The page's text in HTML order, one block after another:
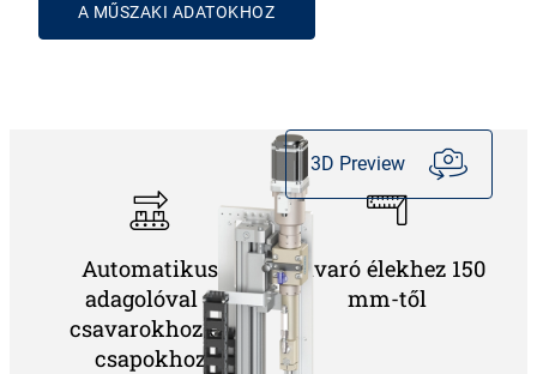
A MŰSZAKI ADATOKHOZ
3D Preview
Automatikus
adagolóval a
csavarokhoz és
csapokhoz
Zavaró élekhez 150
mm-től